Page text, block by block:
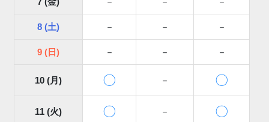
8 (土) － － －
9 (日) － － －
10 (月) 〇 － 〇
11 (火) 〇 － 〇